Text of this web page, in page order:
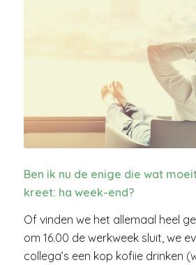
Ben ik nu de enige die wat
kreet: ha week-end?
Of vinden we het allemaal heel
om 16.00 de werkweek sluit, we
collega’s een kop kofiie drinken